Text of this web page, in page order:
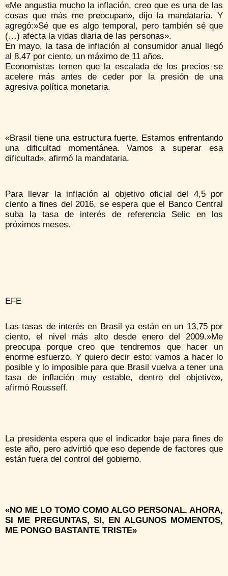
«Me angustia mucho la inflación, creo que es una de las
cosas que más me preocupan», dijo la mandataria. Y
agregó:»Sé que es algo temporal, pero también sé que
(…) afecta la vidas diaria de las personas».
En mayo, la tasa de inflación al consumidor anual llegó
al 8,47 por ciento, un máximo de 11 años.
Economistas temen que la escalada de los precios se
acelere más antes de ceder por la presión de una
agresiva política monetaria.
«Brasil tiene una estructura fuerte. Estamos enfrentando
una dificultad momentánea. Vamos a superar esa
dificultad», afirmó la mandataria.
Para llevar la inflación al objetivo oficial del 4,5 por
ciento a fines del 2016, se espera que el Banco Central
suba la tasa de interés de referencia Selic en los
próximos meses.
EFE
Las tasas de interés en Brasil ya están en un 13,75 por
ciento, el nivel más alto desde enero del 2009.»Me
preocupa porque creo que tendremos que hacer un
enorme esfuerzo. Y quiero decir esto: vamos a hacer lo
posible y lo imposible para que Brasil vuelva a tener una
tasa de inflación muy estable, dentro del objetivo»,
afirmó Rousseff.
La presidenta espera que el indicador baje para fines de
este año, pero advirtió que eso depende de factores que
están fuera del control del gobierno.
«NO ME LO TOMO COMO ALGO PERSONAL. AHORA,
SI ME PREGUNTAS, SI, EN ALGUNOS MOMENTOS,
ME PONGO BASTANTE TRISTE»